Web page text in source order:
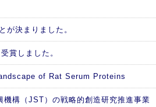
が決まりました。
賞しました。
of Rat Serum Proteins
構（JST）の戦略的創造研究推進事業